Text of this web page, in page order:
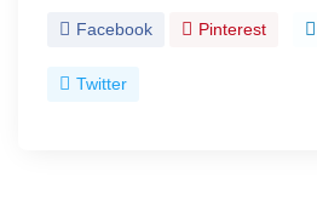
Facebook Pinterest
Twitter